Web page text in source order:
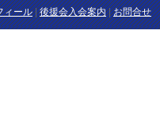
ィール|後援会入会案内|お問合せ